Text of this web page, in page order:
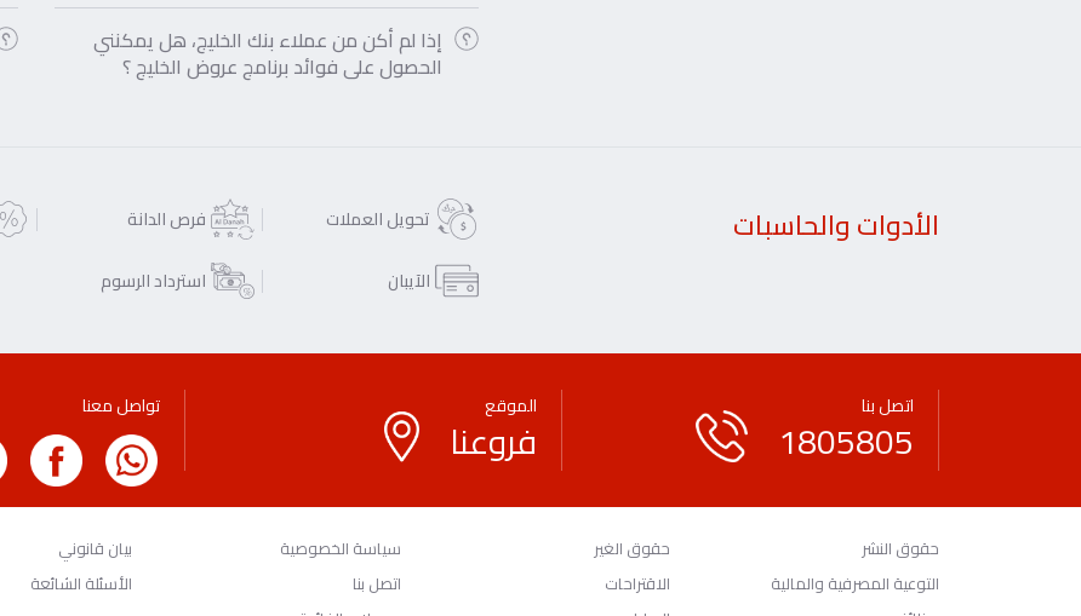
إذا لم أكن من عملاء بنك الخليج، هل يمكنني
الحصول على فوائد برنامج عروض الخليج ؟
الأدوات والحاسبات تحويل العملات فرص الدانة
الآيبان
استرداد الرسوم
اتصل بنا
1805805
الموقع
فروعنا
تواصل معنا
حقوق النشر حقوق الغير سياسة الخصوصية بيان قانوني
التوعية المصرفية والمالية
الاقتراحات اتصل بنا الأسئلة الشائعة